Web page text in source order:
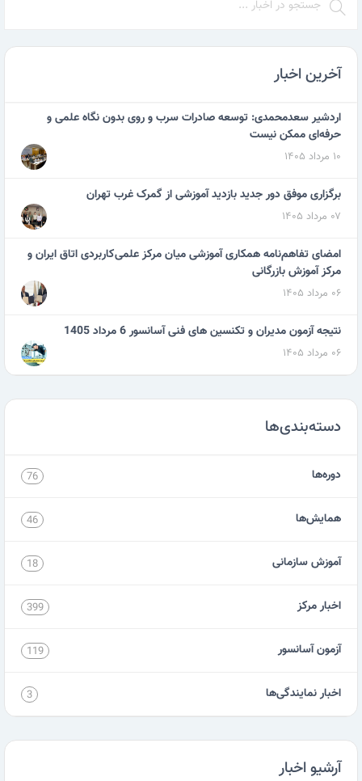
آخرین اخبار
اردشیر سعدمحمدی: توسعه صادرات سرب و روی بدون نگاه علمی و
حرفه‌ای ممکن نیست
۱۰ مرداد ۱۴۰۵
برگزاری موفق دور جدید بازدید آموزشی از گمرک غرب تهران
۰۷ مرداد ۱۴۰۵
امضای تفاهم‌نامه همکاری آموزشی میان مرکز علمی‌کاربردی اتاق ایران و
مرکز آموزش بازرگانی
۰۶ مرداد ۱۴۰۵
نتیجه آزمون مدیران و تکنسین های فنی آسانسور 6 مرداد 1405
۰۶ مرداد ۱۴۰۵
دسته‌بندی‌ها
دوره‌ها 76
همایش‌ها 46
آموزش سازمانی 18
اخبار مرکز 399
آزمون آسانسور 119
اخبار نمایندگی‌ها 3
آرشیو اخبار